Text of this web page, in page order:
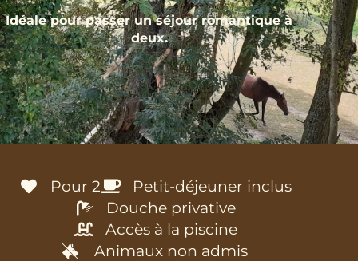
Idéale pour passer un séjour romantique à
deux.
Pour 2
Petit-déjeuner inclus
Douche privative
Accès à la piscine
Animaux non admis